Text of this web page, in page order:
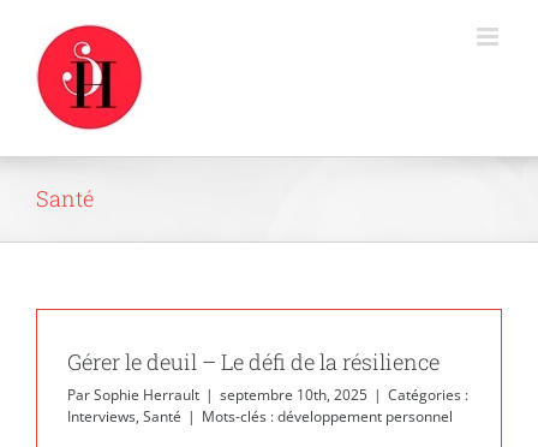
contenu
Santé
Gérer le deuil – Le défi de la résilience
ParSophie Herrault | septembre 10th, 2025 | Catégories :
Interviews, Santé | Mots-clés :développement personnel